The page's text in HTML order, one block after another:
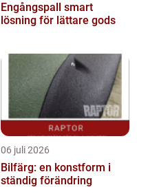
Engångspall smart
lösning för lättare gods
06 juli 2026
Bilfärg: en konstform i
ständig förändring